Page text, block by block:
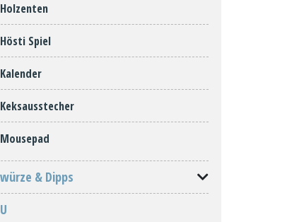
Holzenten
Hösti Spiel
Kalender
Keksausstecher
Mousepad
& Dipps